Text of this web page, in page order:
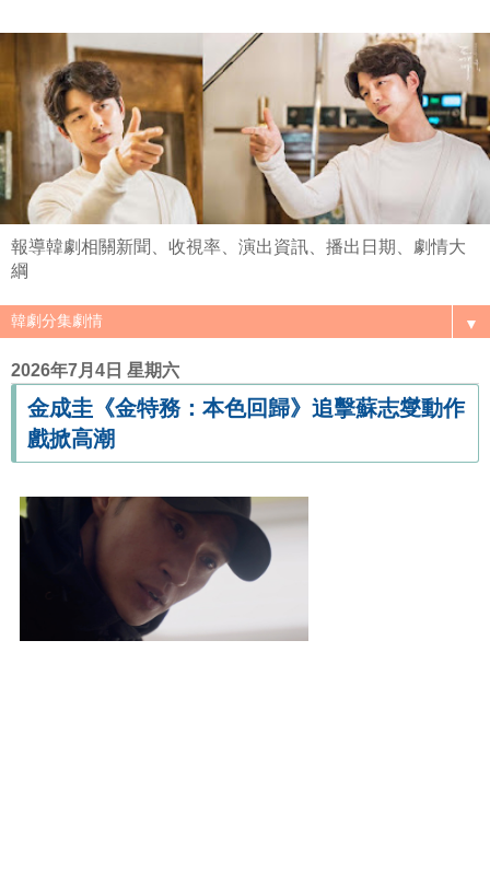
報導韓劇相關新聞、收視率、演出資訊、播出日期、劇情大
綱
▼
2026年7月4日 星期六
金成圭《金特務：本色回歸》追擊蘇志燮動作
戲掀高潮